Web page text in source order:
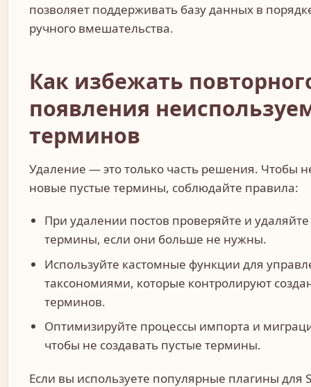
позволяет поддерживать базу данных в
ручного вмешательства.
Как избежать
появления
терминов
Удаление — это только часть решения. Чтобы
новые пустые термины, соблюдайте правила:
При удалении постов проверяйте и
термины, если они больше не нужны.
Используйте кастомные функции для
таксономиями, которые контролируют
терминов.
Оптимизируйте процессы импорта и
чтобы не создавать пустые термины.
Если вы используете популярные плагины для